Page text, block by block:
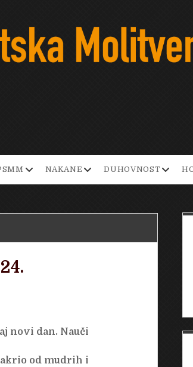
open
menu
NAKANE open
menu
DUHOVNOST open
menu
novi dan. Nauči
od mudrih i